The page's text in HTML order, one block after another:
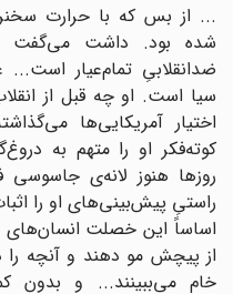
... از بس که با حرارت
شده بود. داشت می‌گفت
ضدانقلابیِ تمام‌عیار است...
سیا است. او چه قبل از انقلاب
اختیار آمریکایی‌ها
کوته‌فکر او را متهم به
روزها هنوز لانه‌ی جاسوسی
راستیِ پیش‌بینی‌های او را اثبات
اساساً این خصلت انسان‌های
از پیچش مو دهند و آنچه را
خام می‌ببینند... و بدون